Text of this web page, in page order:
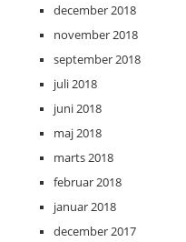
december 2018
november 2018
september 2018
juli 2018
juni 2018
maj 2018
marts 2018
februar 2018
januar 2018
december 2017